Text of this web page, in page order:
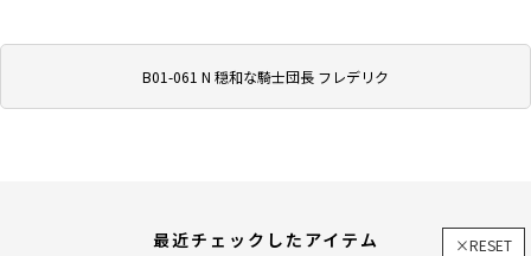
B01-061 N 穏和な騎士団長 フレデリク
最近チェックしたアイテム ×RESET